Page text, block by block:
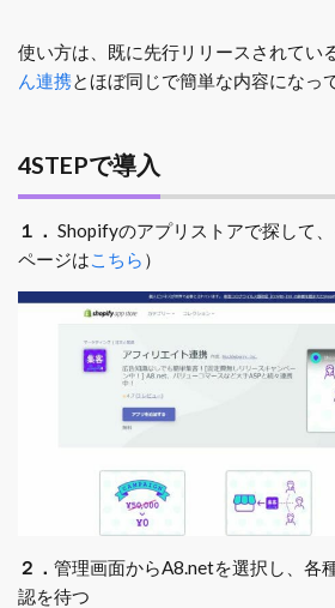
使い方は、既に先行リリースされてい
ん連携とほぼ同じで簡単な内容になっ
4STEPで導入
１． Shopifyのアプリストアで探して
ページはこちら ）
２． 管理画面からA8.netを選択し、各
認を待つ